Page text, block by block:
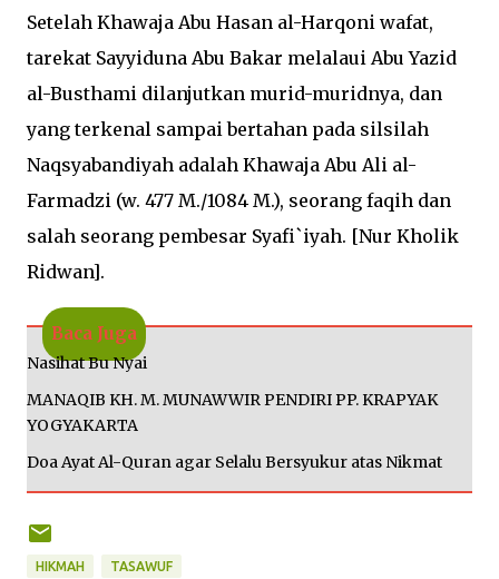
Setelah Khawaja Abu Hasan al-Harqoni wafat,
tarekat Sayyiduna Abu Bakar melalaui Abu Yazid
al-Busthami dilanjutkan murid-muridnya, dan
yang terkenal sampai bertahan pada silsilah
Naqsyabandiyah adalah Khawaja Abu Ali al-
Farmadzi (w. 477 M./1084 M.), seorang faqih dan
salah seorang pembesar Syafi`iyah. [Nur Kholik
Ridwan].
Baca Juga
Nasihat Bu Nyai
MANAQIB KH. M. MUNAWWIR PENDIRI PP. KRAPYAK
YOGYAKARTA
Doa Ayat Al-Quran agar Selalu Bersyukur atas Nikmat
HIKMAH TASAWUF